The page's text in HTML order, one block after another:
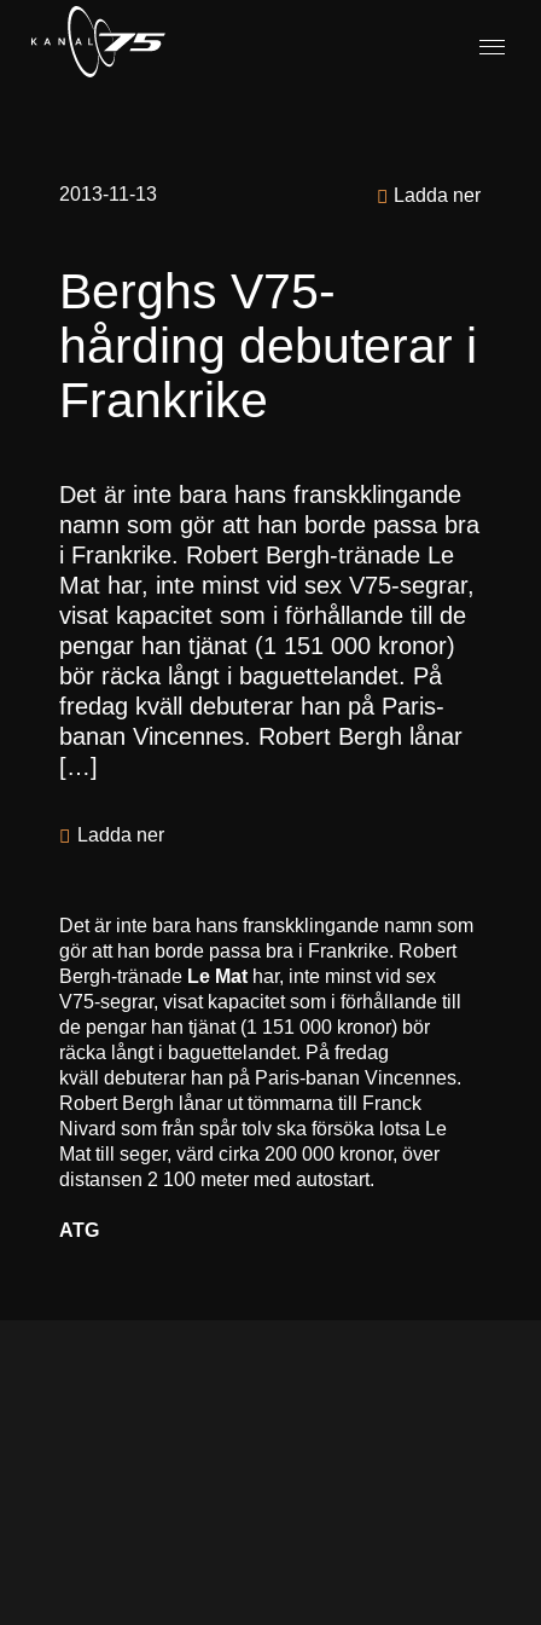
2013-11-13 Ladda ner
Berghs V75-
hårding debuterar i
Frankrike
Det är inte bara hans franskklingande
namn som gör att han borde passa bra
i Frankrike. Robert Bergh-tränade Le
Mat har, inte minst vid sex V75-segrar,
visat kapacitet som i förhållande till de
pengar han tjänat (1 151 000 kronor)
bör räcka långt i baguettelandet. På
fredag kväll debuterar han på Paris-
banan Vincennes. Robert Bergh lånar
[…]
Det är inte bara hans franskklingande namn som
gör att han borde passa bra i Frankrike. Robert
Bergh-tränade Le Mat har, inte minst vid sex
V75-segrar, visat kapacitet som i förhållande till
de pengar han tjänat (1 151 000 kronor) bör
räcka långt i baguettelandet. På fredag
kväll debuterar han på Paris-banan Vincennes.
Robert Bergh lånar ut tömmarna till Franck
Nivard som från spår tolv ska försöka lotsa Le
Mat till seger, värd cirka 200 000 kronor, över
distansen 2 100 meter med autostart.
Ladda ner
ATG